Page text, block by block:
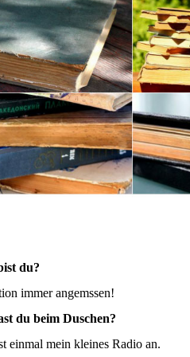
du?
immer angemssen!
du beim Duschen?
einmal mein kleines Radio an.